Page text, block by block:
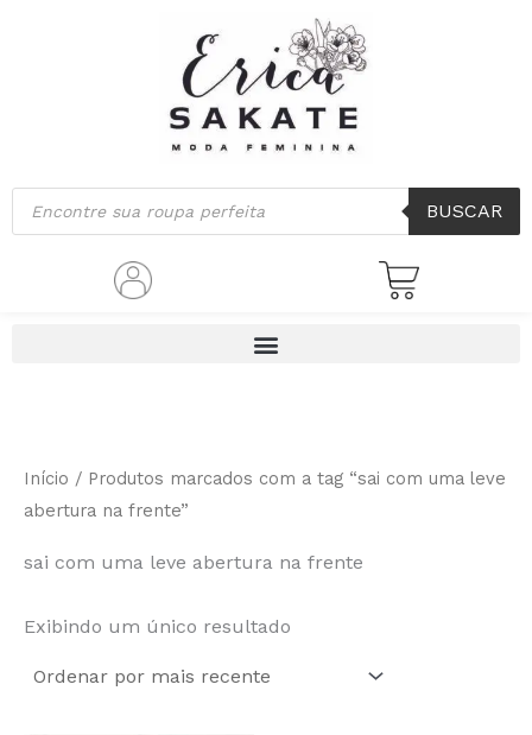
Pesquisar
produtos
BUSCAR
Início / Produtos marcados com a tag “sai com uma leve
abertura na frente”
sai com uma leve abertura na frente
Exibindo um único resultado